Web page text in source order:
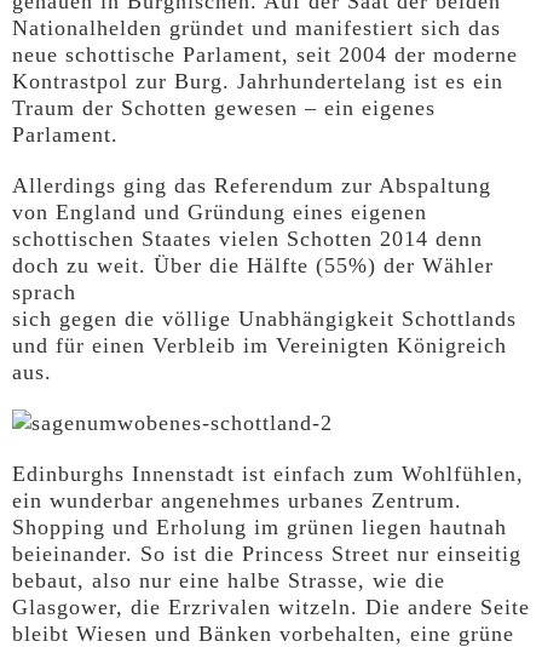
Nationalhelden gründet und manifestiert sich das
neue schottische Parlament, seit 2004 der moderne
Kontrastpol zur Burg. Jahrhundertelang ist es ein
Traum der Schotten gewesen – ein eigenes
Parlament.
Allerdings ging das Referendum zur Abspaltung
von England und Gründung eines eigenen
schottischen Staates vielen Schotten 2014 denn
doch zu weit. Über die Hälfte (55%) der Wähler
sprach
sich gegen die völlige Unabhängigkeit Schottlands
und für einen Verbleib im Vereinigten Königreich
aus.
Edinburghs Innenstadt ist einfach zum Wohlfühlen,
ein wunderbar angenehmes urbanes Zentrum.
Shopping und Erholung im grünen liegen hautnah
beieinander. So ist die Princess Street nur einseitig
bebaut, also nur eine halbe Strasse, wie die
Glasgower, die Erzrivalen witzeln. Die andere Seite
bleibt Wiesen und Bänken vorbehalten, eine grüne